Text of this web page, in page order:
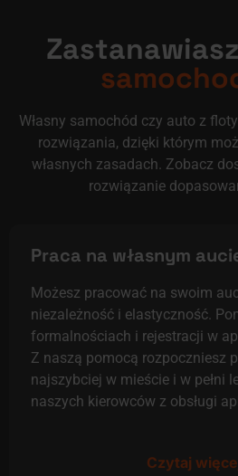
Własny samochód czy auto z
rozwiązania, dzięki którym
własnych zasadach. Zobacz
rozwiązanie
Praca na własnym
Możesz pracować na swoim
niezależność i elastyczność.
formalnościach i rejestracji w
Z naszą pomocą rozpoczniesz
najszybciej w mieście i w pełni
naszych kierowców z obsługi
Czytaj